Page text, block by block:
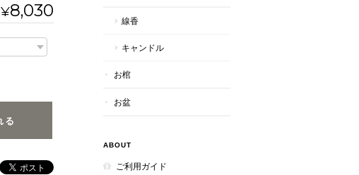
¥8,030
線香
キャンドル
お棺
お盆
ABOUT
ご利用ガイド